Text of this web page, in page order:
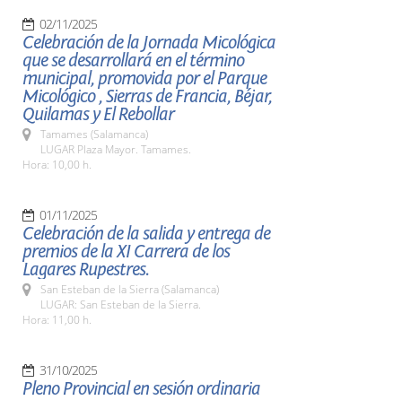
02/11/2025
Celebración de la Jornada Micológica
que se desarrollará en el término
municipal, promovida por el Parque
Micológico , Sierras de Francia, Béjar,
Quilamas y El Rebollar
Tamames (Salamanca)
LUGAR Plaza Mayor. Tamames.
Hora: 10,00 h.
01/11/2025
Celebración de la salida y entrega de
premios de la XI Carrera de los
Lagares Rupestres.
San Esteban de la Sierra (Salamanca)
LUGAR: San Esteban de la Sierra.
Hora: 11,00 h.
31/10/2025
Pleno Provincial en sesión ordinaria